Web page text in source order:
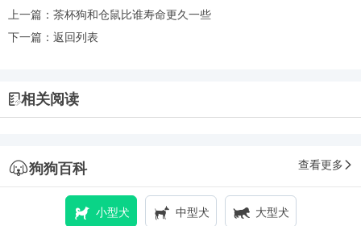
上一篇： 茶杯狗和仓鼠比谁寿命更久一些
下一篇： 返回列表
相关阅读
狗狗百科 查看更多
小型犬 中型犬 大型犬